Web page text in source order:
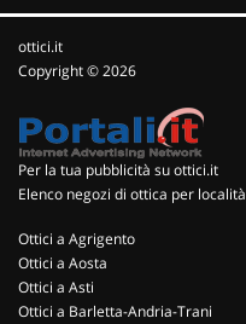
ottici.it
Copyright © 2026
Per la tua pubblicità su ottici.it
Elenco negozi di ottica per località
Ottici a Agrigento
Ottici a Aosta
Ottici a Asti
Ottici a Barletta-Andria-Trani